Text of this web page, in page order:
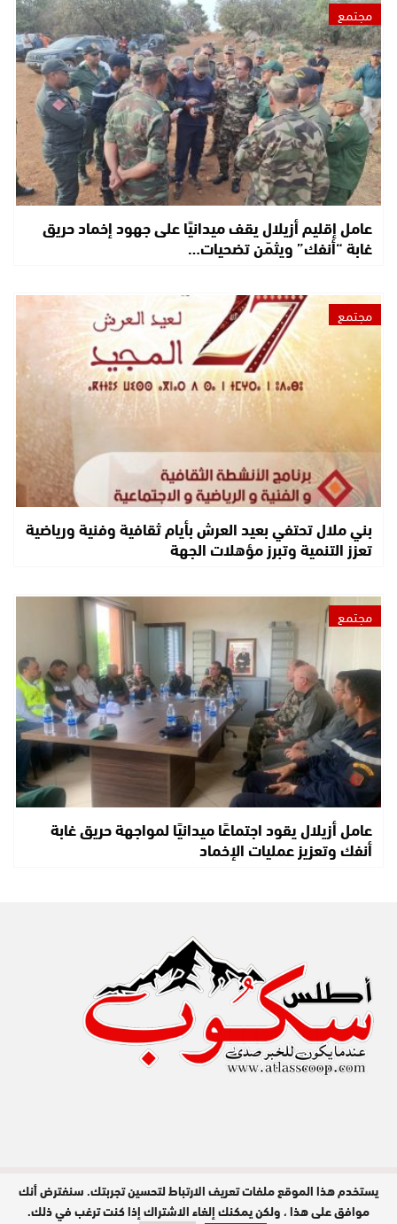
مجتمع
عامل إقليم أزيلال يقف ميدانيًا على جهود إخماد حريق
غابة “أنفك” ويثمّن تضحيات…
مجتمع
بني ملال تحتفي بعيد العرش بأيام ثقافية وفنية ورياضية
تعزز التنمية وتبرز مؤهلات الجهة
مجتمع
عامل أزيلال يقود اجتماعًا ميدانيًا لمواجهة حريق غابة
أنفك وتعزيز عمليات الإخماد
مدير النشر : عبد الله عزي / جميع الحقوق
محفوظة © 2026
يستخدم هذا الموقع ملفات تعريف الارتباط لتحسين تجربتك. سنفترض أنك
موافق على هذا ، ولكن يمكنك إلغاء الاشتراك إذا كنت ترغب في ذلك.